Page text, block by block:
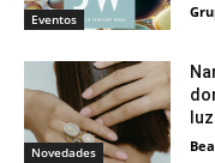
Eventos
Novedades